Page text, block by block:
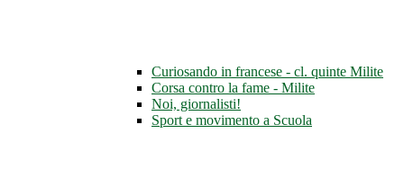
Curiosando in francese - cl. quinte Milite
Corsa contro la fame - Milite
Noi, giornalisti!
Sport e movimento a Scuola